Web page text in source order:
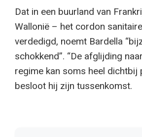
Dat in een buurland van
Wallonië – het cordon
verdedigd, noemt Bardella
schokkend”. “De afglijding
regime kan soms heel dichtbij
besloot hij zijn tussenkomst.